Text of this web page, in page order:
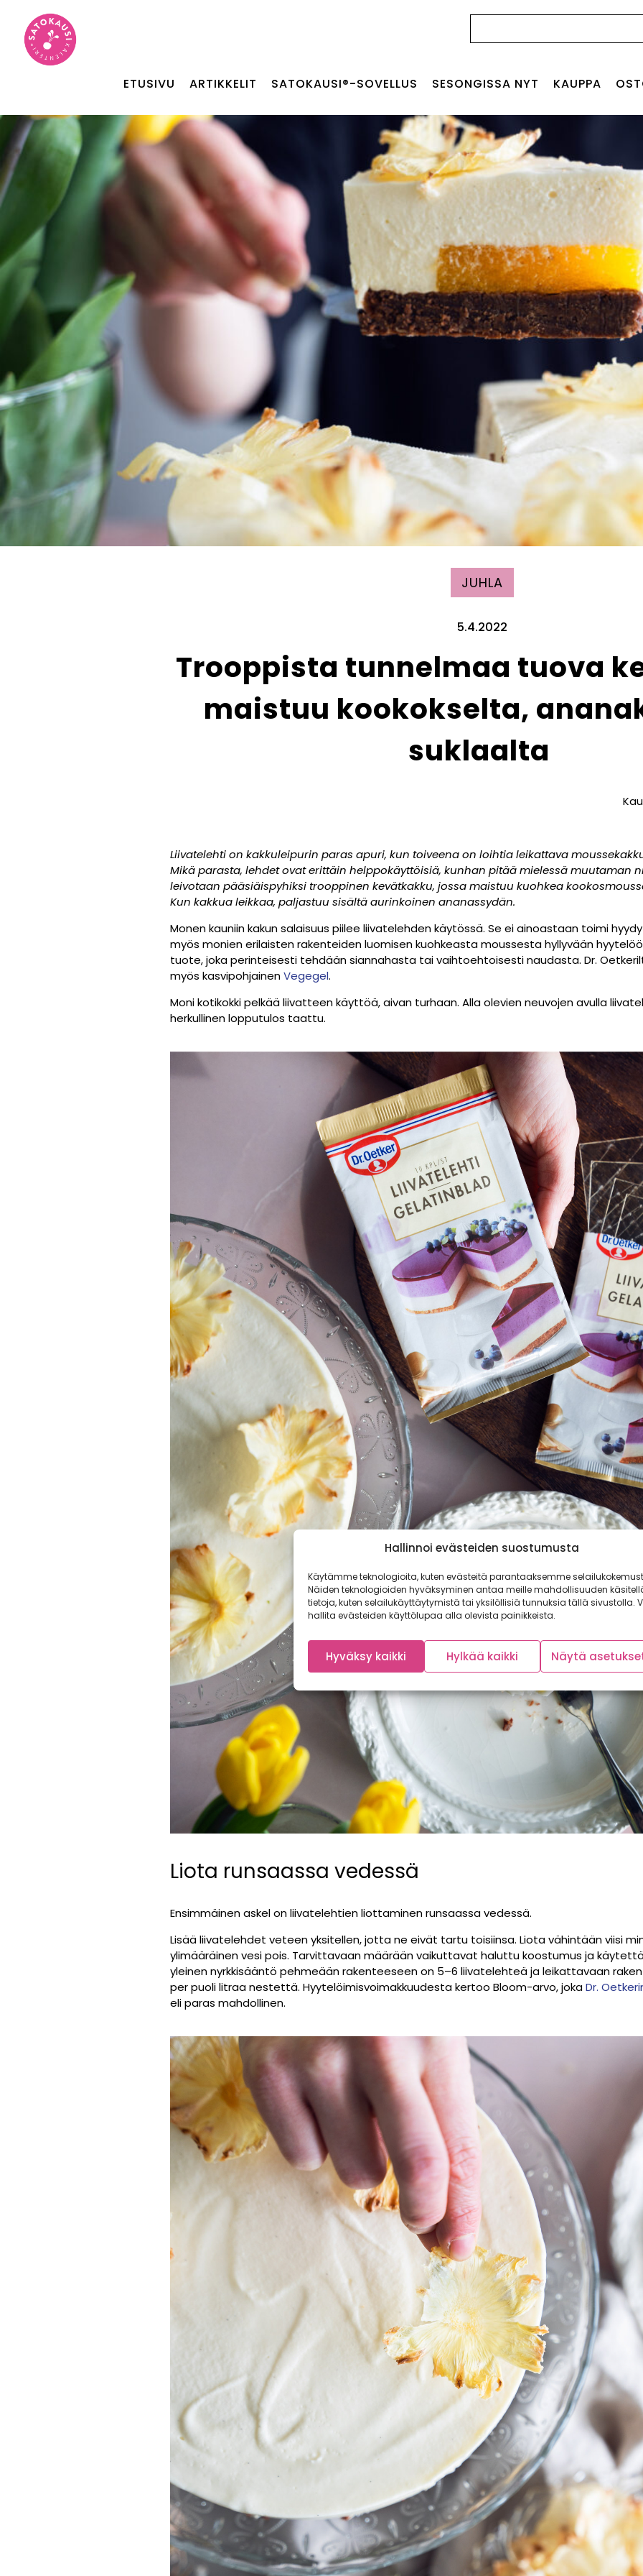
Hallinnoi evästeiden suostumusta
Käytämme teknologioita, kuten evästeitä parantaaksemme
Näiden teknologioiden hyväksyminen antaa meille mahdollisuuden
tietoja, kuten selailukäyttäytymistä tai yksilöllisiä tunnuksia tällä sivustolla.
hallita evästeiden käyttölupaa alla olevista painikkeista.
Hyväksy kaikki Hylkää kaikki Näytä
ETUSIVU ARTIKKELIT SATOKAUSI®-SOVELLUS SESONGISSA NYT KAUPPA
JUHLA
5.4.2022
Trooppista tunnelmaa tuova
maistuu kookokselta,
suklaalta
Liivatelehti on kakkuleipurin paras apuri, kun toiveena on loihtia leikattava
Mikä parasta, lehdet ovat erittäin helppokäyttöisiä, kunhan pitää mielessä muutaman
leivotaan pääsiäispyhiksi trooppinen kevätkakku, jossa maistuu kuohkea
Kun kakkua leikkaa, paljastuu sisältä aurinkoinen ananassydän.
Monen kauniin kakun salaisuus piilee liivatelehden käytössä. Se ei ainoastaan toimi
myös monien erilaisten rakenteiden luomisen kuohkeasta moussesta hyllyvään
tuote, joka perinteisesti tehdään siannahasta tai vaihtoehtoisesti naudasta. Dr.
myös kasvipohjainenVegegel.
Moni kotikokki pelkää liivatteen käyttöä, aivan turhaan. Alla olevien neuvojen avulla
herkullinen lopputulos taattu.
Liota runsaassa vedessä
Ensimmäinen askel on liivatelehtien liottaminen runsaassa vedessä.
Lisää liivatelehdet veteen yksitellen, jotta ne eivät tartu toisiinsa. Liota vähintään viisi
ylimääräinen vesi pois. Tarvittavaan määrään vaikuttavat haluttu koostumus ja
yleinen nyrkkisääntö pehmeään rakenteeseen on 5–6 liivatelehteä ja leikattavaan
per puoli litraa nestettä. Hyytelöimisvoimakkuudesta kertoo Bloom-arvo, jokaDr.
eli paras mahdollinen.